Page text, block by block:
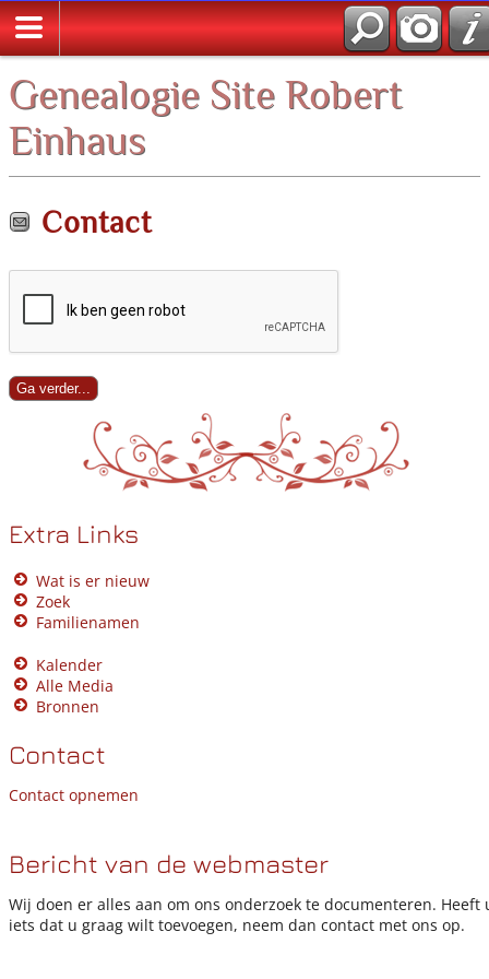
Genealogie Site Robert
Einhaus
Contact
Extra Links
Wat is er nieuw
Zoek
Familienamen
Kalender
Alle Media
Bronnen
Contact
Contact opnemen
Bericht van de webmaster
Wij doen er alles aan om ons onderzoek te documenteren. Heeft
iets dat u graag wilt toevoegen, neem dan contact met ons op.